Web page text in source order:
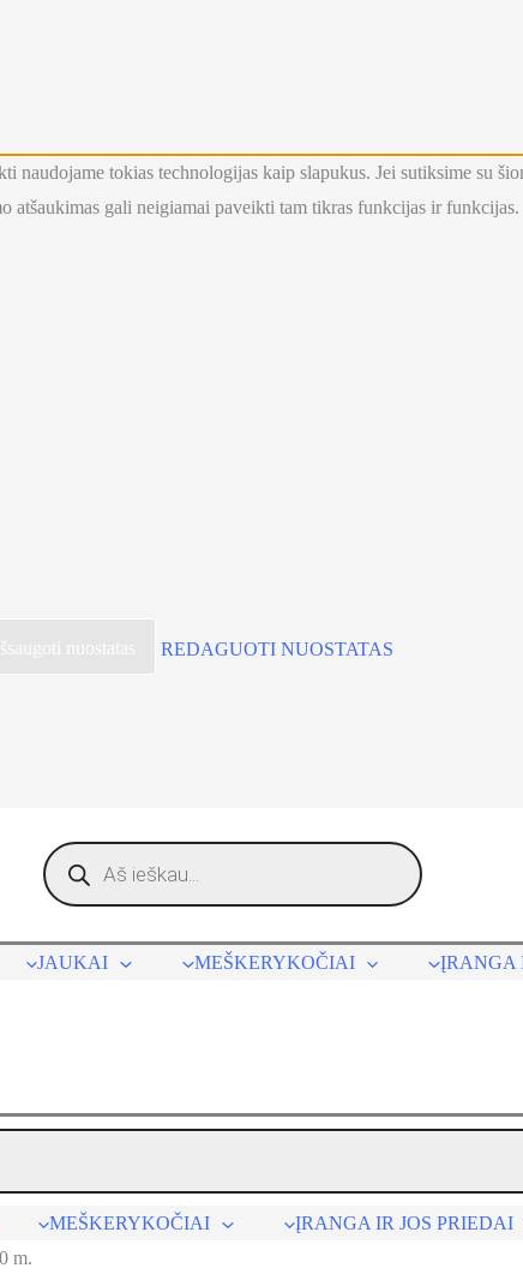
tokias technologijas kaip slapukus. Jei sutiksime su
atšaukimas gali neigiamai paveikti tam tikras funkcijas ir funkcijas.
nuostatas REDAGUOTI NUOSTATAS
Products
search
JAUKAI MEŠKERYKOČIAI ĮRANGA
MEŠKERYKOČIAI ĮRANGA IR JOS PRIEDAI
m.